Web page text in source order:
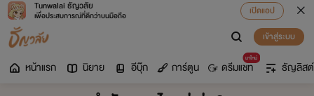
Tunwalai ธัญวลัย
เพื่อประสบการณ์ที่ดีกว่าบนมือถือ
เปิดแอป
เข้าสู่ระบบ
หน้าแรก นิยาย อีบุ๊ก การ์ตูน
มาใหม่
ดรีมแชท ธัญลิสต์